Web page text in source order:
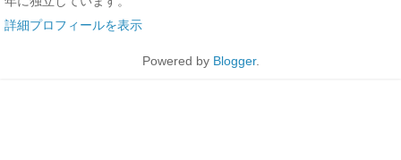
詳細プロフィールを表示
Powered by Blogger.